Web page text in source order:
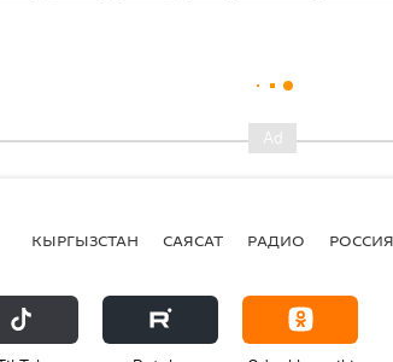
КЫРГЫЗСТАН САЯСАТ РАДИО РОССИЯ